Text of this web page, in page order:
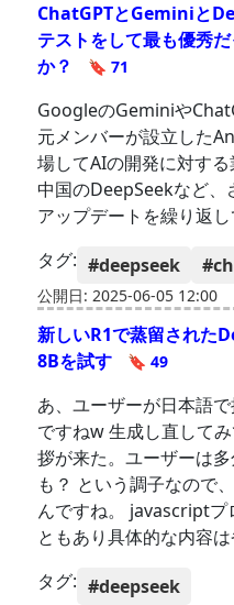
ChatGPTとGeminiと
テストをして最も優秀
か？
🔖 71
GoogleのGeminiや
元メンバーが設立した
場してAIの開発に対す
中国のDeepSeekなど
アップデートを繰り返
タグ: #deepseek
公開日: 2025-06-05 12:00
新しいR1で蒸留された
8Bを試す
🔖 49
あ、ユーザーが日本語
ですねw 生成し直して
拶が来た。ユーザーは
も？ という調子なので
んですね。 javascriptプ
ともあり具体的な内容
タグ: #deepseek